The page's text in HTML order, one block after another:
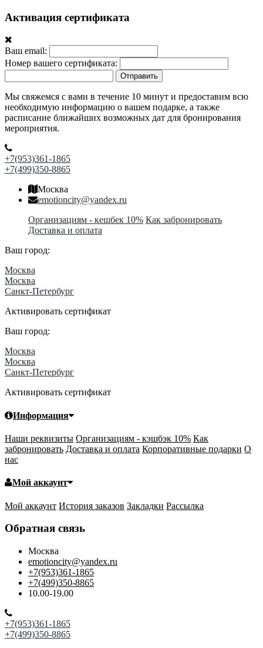
Активация сертификата
Ваш email:
Номер вашего сертификата:
Отправить
Мы свяжемся с вами в течение 10 минут и предоставим всю
необходимую информацию о вашем подарке, а также
расписание ближайших возможных дат для бронирования
мероприятия.
+7(953)361-1865
+7(499)350-8865
Москва
emotioncity@yandex.ru
Организациям - кешбек 10% Как забронировать
Доставка и оплата
Ваш город:
Москва
Москва
Санкт-Петербург
Активировать сертификат
Ваш город:
Москва
Москва
Санкт-Петербург
Активировать сертификат
Информация
Наши реквизиты Организациям - кэшбэк 10% Как
забронировать Доставка и оплата Корпоративные подарки О
нас
Мой аккаунт
Мой аккаунт История заказов Закладки Рассылка
Обратная связь
Москва
emotioncity@yandex.ru
+7(953)361-1865
+7(499)350-8865
10.00-19.00
+7(953)361-1865
+7(499)350-8865